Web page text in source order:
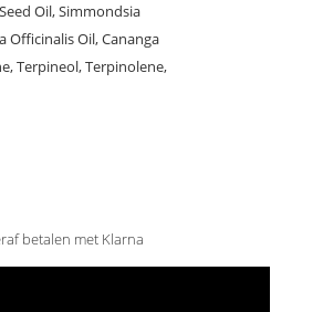
Oil, Simmondsia
Officinalis Oil, Cananga
Terpineol, Terpinolene,
betalen met Klarna